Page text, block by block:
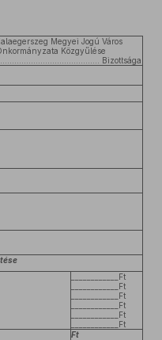
Megyei Jogú Város
Közgyűlése
……………….……………………. Bizottsága
____________Ft
____________Ft
____________Ft
____________Ft
____________Ft
____________Ft
Ft